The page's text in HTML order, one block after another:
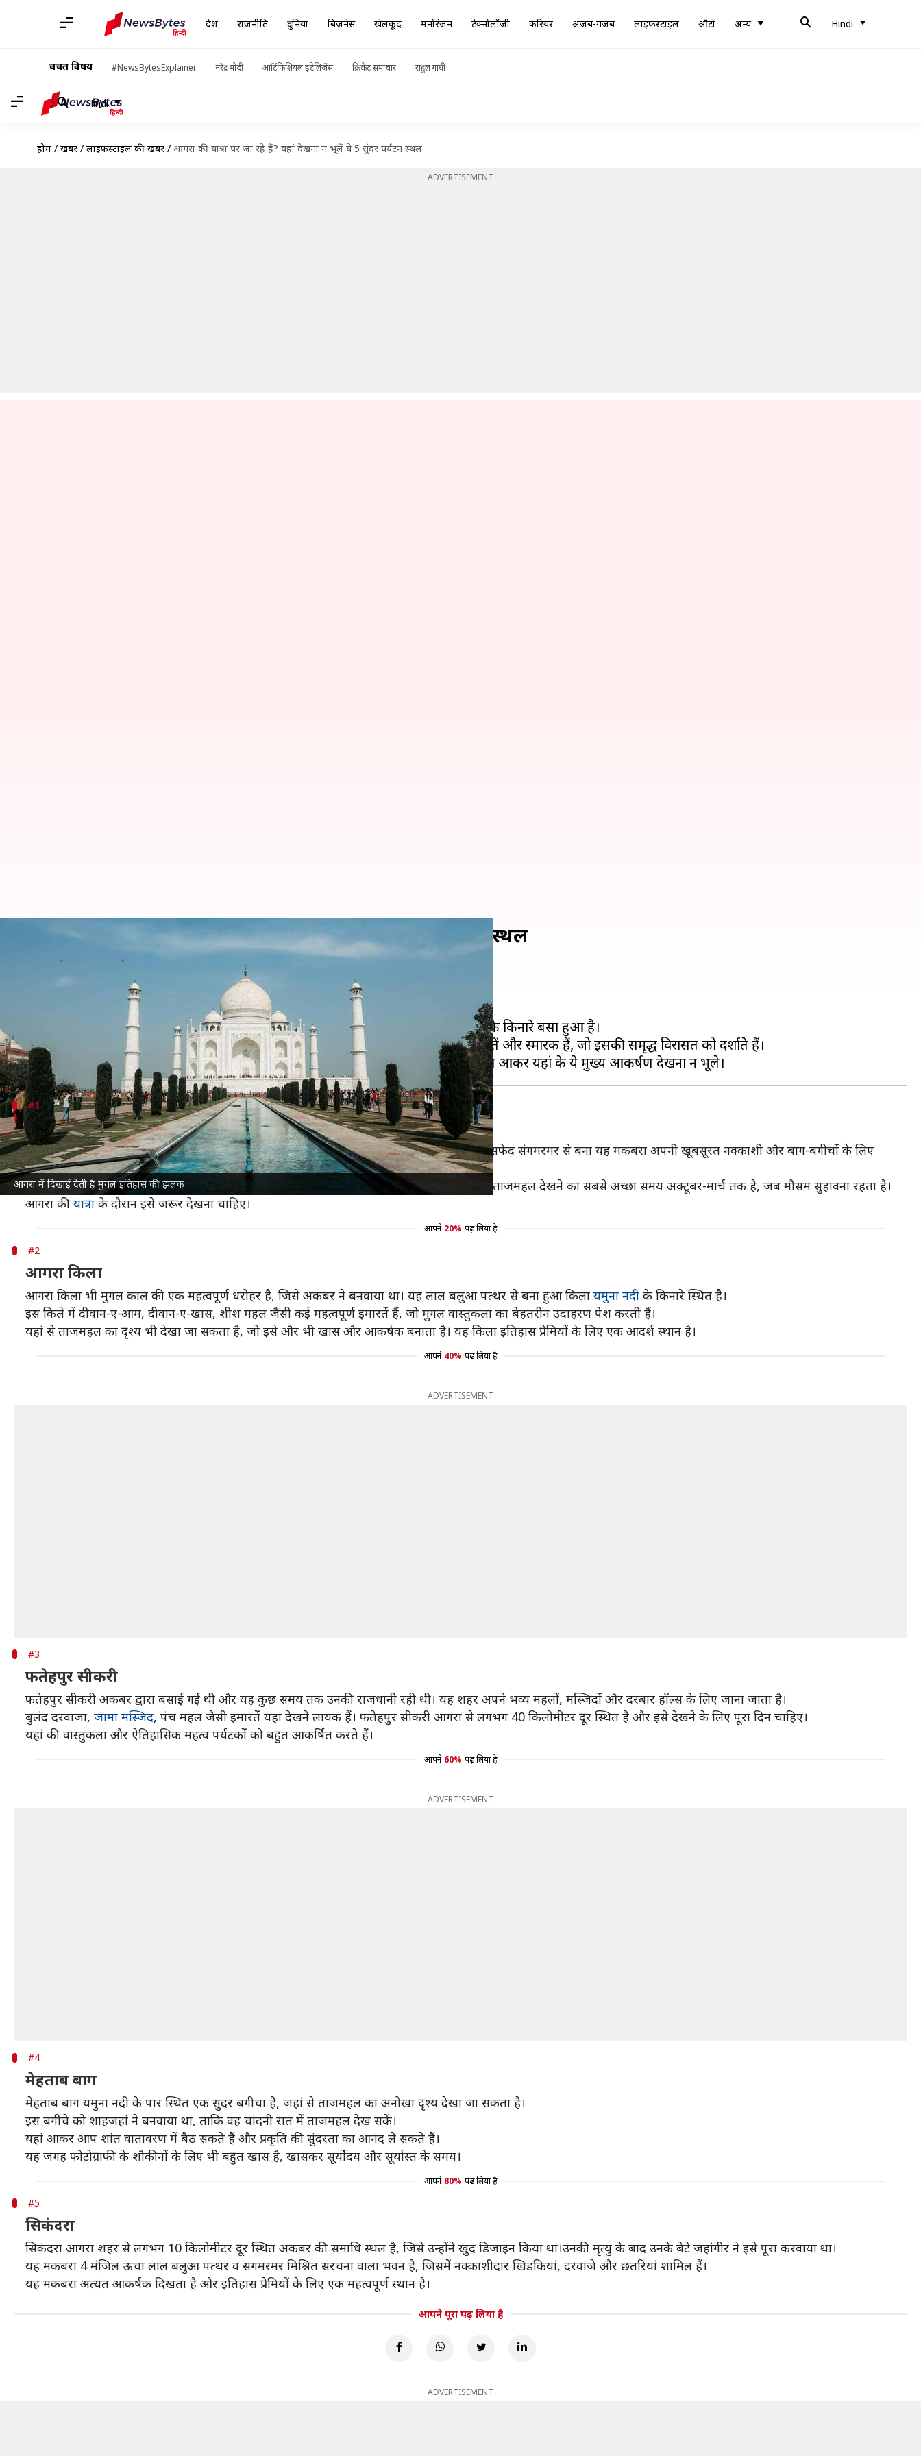
देश राजनीति दुनिया बिज़नेस खेलकूद मनोरंजन टेक्नोलॉजी करियर अजब-गजब लाइफस्टाइल ऑटो अन्य Hindi
चर्चित विषय #NewsBytesExplainer नरेंद्र मोदी आर्टिफिशियल इंटेलिजेंस क्रिकेट समाचार राहुल गांधी
Hindi
होम / खबरें / लाइफस्टाइल की खबरें / आगरा की यात्रा पर जा रहे हैं? वहां देखना न भूलें ये 5 सुंदर पर्यटन स्थल
ADVERTISEMENT
आगरा में दिखाई देती है मुगल इतिहास की झलक
आगरा की यात्रा पर जा रहे हैं? वहां देखना न भूलें ये 5 सुंदर पर्यटन स्थल
एक ऐतिहासिक शहर है, जोताजमहलके लिए मशहूर है। यह शहर यमुना नदी के किनारे बसा हुआ है।
यहां की वास्तुकला और इतिहास पर्यटकों को आकर्षित करते हैं। आगरा में मुगल काल की कई इमारतें और स्मारक हैं, जो इसकी समृद्ध विरासत को दर्शाते हैं।
#1
ताजमहल
ताजमहल दुनिया के 7 अजूबों में से एक है, जिसे शाहजहां ने अपनी पत्नी मुमताज की याद में बनवाया था। सफेद संगमरमर से बना यह मकबरा अपनी खूबसूरत नक्काशी और बाग-बगीचों के लिए
जाना जाता है।
सुबह-शाम के समय यहां का दृश्य बेहद सुंदर दिखाई देता है, जब सूरज की किरणें संगमरमर पर पड़ती हैं। ताजमहल देखने का सबसे अच्छा समय अक्टूबर-मार्च तक है, जब मौसम सुहावना रहता है।
आगरा की यात्रा के दौरान इसे जरूर देखना चाहिए।
आपने 20% पढ़ लिया है
#2
आगरा किला
आगरा किला भी मुगल काल की एक महत्वपूर्ण धरोहर है, जिसे अकबर ने बनवाया था। यह लाल बलुआ पत्थर से बना हुआ किला यमुना नदी के किनारे स्थित है।
इस किले में दीवान-ए-आम, दीवान-ए-खास, शीश महल जैसी कई महत्वपूर्ण इमारतें हैं, जो मुगल वास्तुकला का बेहतरीन उदाहरण पेश करती हैं।
यहां से ताजमहल का दृश्य भी देखा जा सकता है, जो इसे और भी खास और आकर्षक बनाता है। यह किला इतिहास प्रेमियों के लिए एक आदर्श स्थान है।
आपने 40% पढ़ लिया है
ADVERTISEMENT
#3
फतेहपुर सीकरी
फतेहपुर सीकरी अकबर द्वारा बसाई गई थी और यह कुछ समय तक उनकी राजधानी रही थी। यह शहर अपने भव्य महलों, मस्जिदों और दरबार हॉल्स के लिए जाना जाता है।
बुलंद दरवाजा, जामा मस्जिद, पंच महल जैसी इमारतें यहां देखने लायक हैं। फतेहपुर सीकरी आगरा से लगभग 40 किलोमीटर दूर स्थित है और इसे देखने के लिए पूरा दिन चाहिए।
यहां की वास्तुकला और ऐतिहासिक महत्व पर्यटकों को बहुत आकर्षित करते हैं।
आपने 60% पढ़ लिया है
ADVERTISEMENT
#4
मेहताब बाग
मेहताब बाग यमुना नदी के पार स्थित एक सुंदर बगीचा है, जहां से ताजमहल का अनोखा दृश्य देखा जा सकता है।
इस बगीचे को शाहजहां ने बनवाया था, ताकि वह चांदनी रात में ताजमहल देख सकें।
यहां आकर आप शांत वातावरण में बैठ सकते हैं और प्रकृति की सुंदरता का आनंद ले सकते हैं।
यह जगह फोटोग्राफी के शौकीनों के लिए भी बहुत खास है, खासकर सूर्योदय और सूर्यास्त के समय।
आपने 80% पढ़ लिया है
#5
सिकंदरा
सिकंदरा आगरा शहर से लगभग 10 किलोमीटर दूर स्थित अकबर की समाधि स्थल है, जिसे उन्होंने खुद डिजाइन किया था।उनकी मृत्यु के बाद उनके बेटे जहांगीर ने इसे पूरा करवाया था।
यह मकबरा 4 मंजिल ऊंचा लाल बलुआ पत्थर व संगमरमर मिश्रित संरचना वाला भवन है, जिसमें नक्काशीदार खिड़कियां, दरवाजे और छतरियां शामिल हैं।
यह मकबरा अत्यंत आकर्षक दिखता है और इतिहास प्रेमियों के लिए एक महत्वपूर्ण स्थान है।
आपने पूरा पढ़ लिया है
ADVERTISEMENT